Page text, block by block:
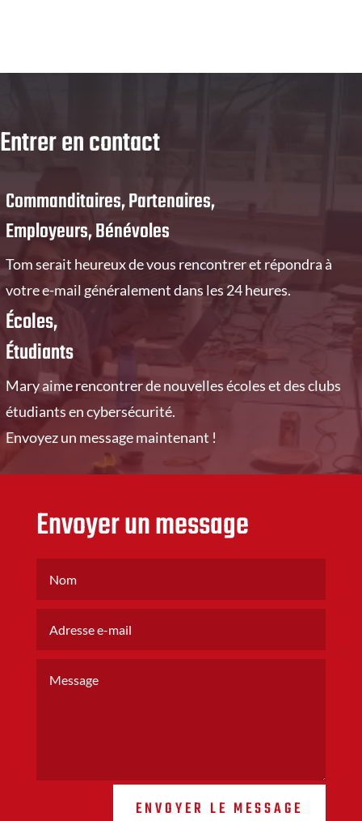
Entrer en contact
Commanditaires, Partenaires,
Employeurs, Bénévoles
Tom serait heureux de vous rencontrer et répondra à
votre e-mail généralement dans les 24 heures.
Écoles,
Étudiants
Mary aime rencontrer de nouvelles écoles et des clubs
étudiants en cybersécurité.
Envoyez un message maintenant !
Envoyer un message
ENVOYER LE MESSAGE